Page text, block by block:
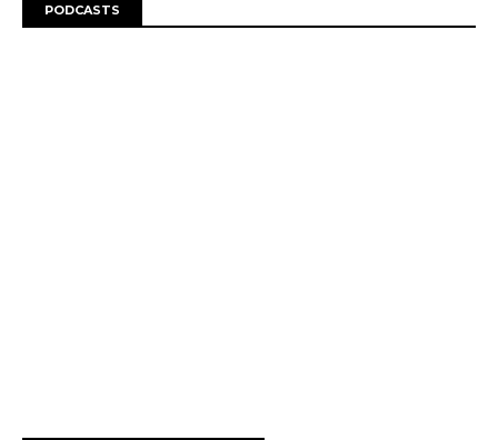
PODCASTS